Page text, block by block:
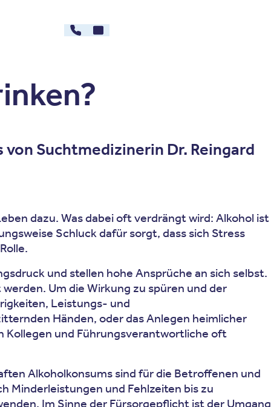
030 - 26478607
Kontakt
Suchtmedizinerin Dr. Reingard
dazu. Was dabei oft verdrängt wird: Alkohol ist
Schluck dafür sorgt, dass sich Stress
und stellen hohe Ansprüche an sich selbst.
Um die Wirkung zu spüren und der
Leistungs- und
Händen, oder das Anlegen heimlicher
Kollegen und Führungsverantwortliche oft
Alkoholkonsums sind für die Betroffenen und
Minderleistungen und Fehlzeiten bis zu
Im Sinne der Fürsorgepflicht ist der Umgang